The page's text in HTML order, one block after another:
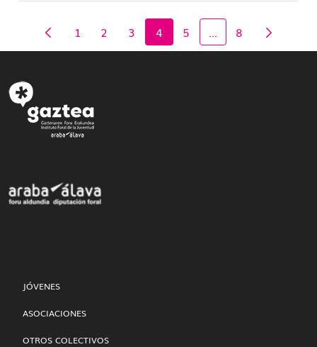
Página
1 Página
2 Página
3 Página
4 Página
5 ...PáginasPágina
8
JÓVENES
ASOCIACIONES
OTROS COLECTIVOS